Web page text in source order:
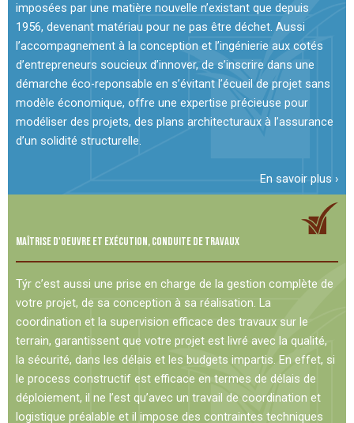
imposées par une matière nouvelle n’existant que depuis
1956, devenant matériau pour ne pas être déchet. Aussi
l’accompagnement à la conception et l’ingénierie aux cotés
d’entrepreneurs soucieux d’innover, de s’inscrire dans une
démarche éco-reponsable en s’évitant l’écueil de projet sans
modèle économique, offre une expertise précieuse pour
modéliser des projets, des plans architecturaux à l’assurance
d’un solidité structurelle.
En savoir plus ›
MAÎTRISE d'OEUVRE ET EXÉCUTION, CONDUITE DE TRAVAUX
Týr c’est aussi une prise en charge de la gestion complète de
votre projet, de sa conception à sa réalisation. La
coordination et la supervision efficace des travaux sur le
terrain, garantissent que votre projet est livré avec la qualité,
la sécurité, dans les délais et les budgets impartis. En effet, si
le process constructif est efficace en termes de délais de
déploiement, il ne l’est qu’avec un travail de coordination et
logistique préalable et il impose des contraintes techniques